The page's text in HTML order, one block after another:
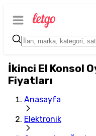
İkinci El Konsol
Fiyatları
Anasayfa
Elektronik